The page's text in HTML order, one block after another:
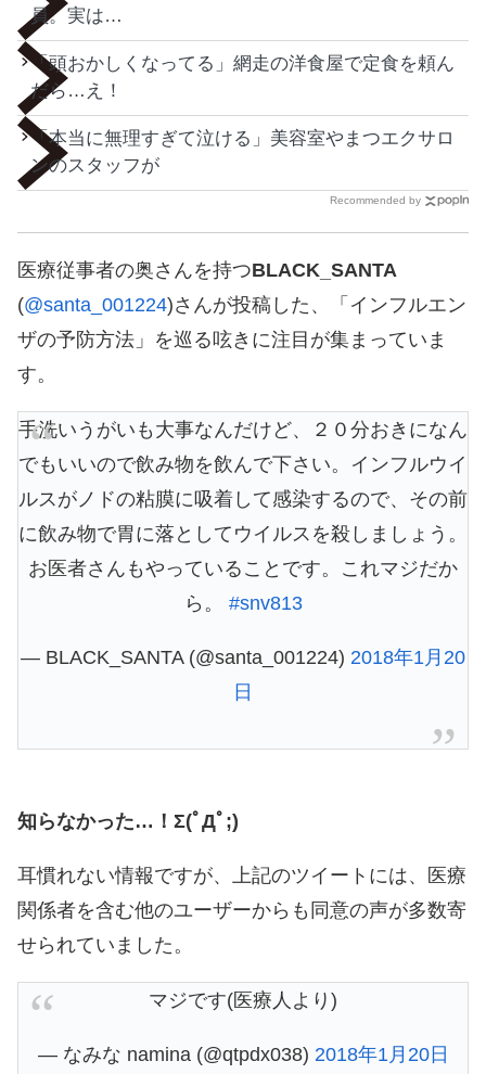
員。実は…
「頭おかしくなってる」網走の洋食屋で定食を頼ん
だら…え！
「本当に無理すぎて泣ける」美容室やまつエクサロ
ンのスタッフが
Recommended by
医療従事者の奥さんを持つBLACK_SANTA
(@santa_001224)さんが投稿した、「インフルエン
ザの予防方法」を巡る呟きに注目が集まっていま
す。
手洗いうがいも大事なんだけど、２０分おきになん
でもいいので飲み物を飲んで下さい。インフルウイ
ルスがノドの粘膜に吸着して感染するので、その前
に飲み物で胃に落としてウイルスを殺しましょう。
お医者さんもやっていることです。これマジだか
ら。 #snv813
— BLACK_SANTA (@santa_001224) 2018年1月20
日
知らなかった…！Σ(ﾟДﾟ;)
耳慣れない情報ですが、上記のツイートには、医療
関係者を含む他のユーザーからも同意の声が多数寄
せられていました。
マジです(医療人より)
— なみな namina (@qtpdx038) 2018年1月20日